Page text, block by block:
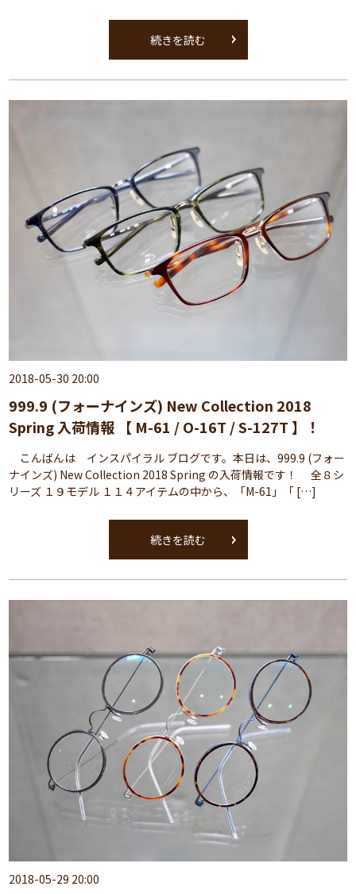
続きを読む
2018-05-30 20:00
999.9 (フォーナインズ) New Collection 2018
Spring 入荷情報 【 M-61 / O-16T / S-127T 】！
こんばんは インスパイラル ブログです。本日は、999.9 (フォー
ナインズ) New Collection 2018 Spring の入荷情報です！ 全８シ
リーズ １９モデル １１４アイテムの中から、「M-61」「 […]
続きを読む
2018-05-29 20:00